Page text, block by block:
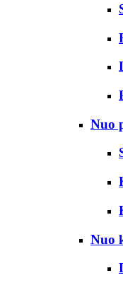
Nuo
Nuo